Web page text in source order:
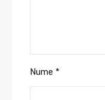
Nume *